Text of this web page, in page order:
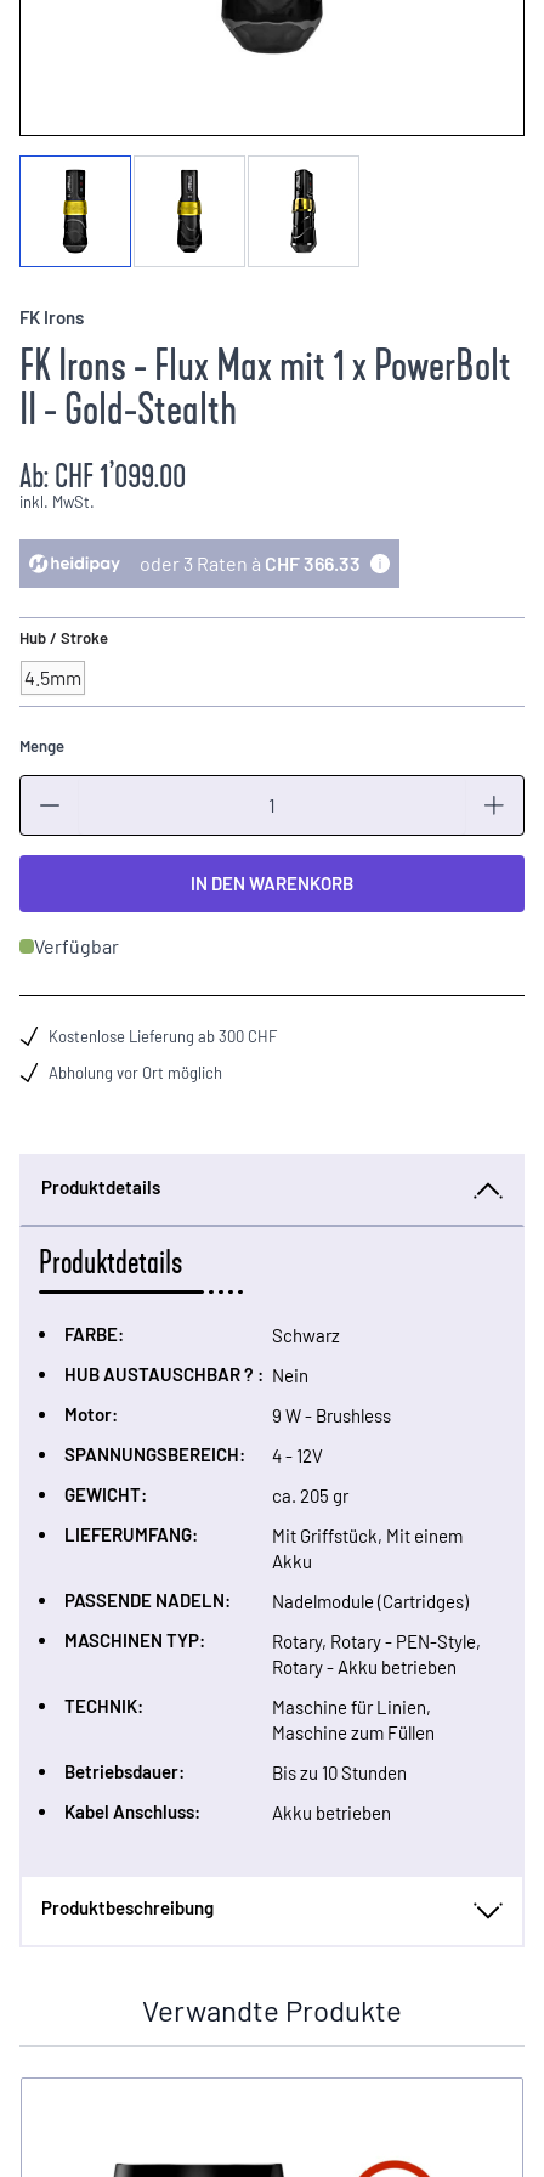
FK Irons
FK Irons - Flux Max mit 1 x PowerBolt
II - Gold-Stealth
Ab:CHF 1’099.00
inkl. MwSt.
oder 3 Raten à CHF 366.33
Hub / Stroke
4.5mm
Menge
IN DEN WARENKORB
Verfügbar
Kostenlose Lieferung ab 300 CHF
Abholung vor Ort möglich
Produktdetails
Produktdetails
FARBE:
Schwarz
HUB AUSTAUSCHBAR ? : Nein
Motor:
9 W - Brushless
SPANNUNGSBEREICH:
4 - 12V
GEWICHT:
ca. 205 gr
LIEFERUMFANG:
Mit Griffstück, Mit einem
Akku
PASSENDE NADELN:
Nadelmodule (Cartridges)
MASCHINEN TYP:
Rotary, Rotary - PEN-Style,
Rotary - Akku betrieben
TECHNIK:
Maschine für Linien,
Maschine zum Füllen
Betriebsdauer:
Bis zu 10 Stunden
Kabel Anschluss:
Akku betrieben
Produktbeschreibung
Verwandte Produkte